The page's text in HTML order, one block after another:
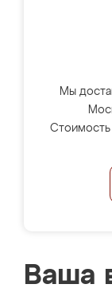
Мы
Ваша